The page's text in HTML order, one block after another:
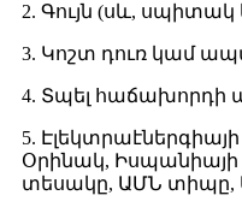
2. Գույն (սև, սպիտակ
3. Կոշտ դուռ կամ
4. Տպել
5.
Օրինակ, Իսպանիայի
տեսակը, ԱՄՆ տիպը,